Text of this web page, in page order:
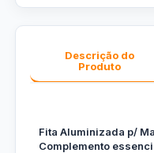
Descrição do
Produto
Fita Aluminizada p/
Complemento